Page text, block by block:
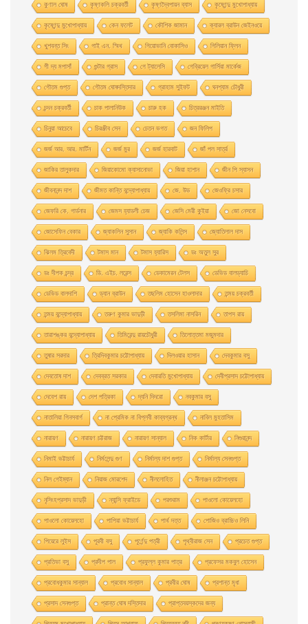
কুণাল ঘোষ কৃষ্ণকলি চক্রবর্তী কৃষ্ণদ্বৈপায়ন ব্যাস কৃষ্ণেন্দু মুখােপাধ্যায়
কৃষ্ণেন্দু মুখোপাধ্যায় কেন ফলেট কৌশিক জামান ক্যারল ব্রাউন জেইনওয়ে
খুশবন্ত সিং গাই এন. স্মিথ গিয়ােভানি বােকাসিও গিলিয়ান ফ্লিন
গী দ্য মপাসাঁ গুন্টার গ্রাস গে ট্যালেসি গেব্রিয়েল গার্সিয়া মার্কেজ
গৌতম গুপ্ত গৌতম ঘোষদস্তিদার গ্রাহাম সুইফট ঘনশ্যাম চৌধুরী
চন্দন চক্রবর্তী চাক পালানিউক চারু হক চিত্ররঞ্জন মাইতি
চিনুয়া আচেবে চিরঞ্জীব সেন চেতন ভগত জন ফিলিপ
জর্জ আর. আর. মার্টিন জর্জ মুর জর্জ হারবাট জাঁ পল সার্ত্র
জাকির তালুকদার জিয়াকোমাে ক্যাসানােভা জিয়া হাশান জীন পি স্যাসন
জীবনানন্দ দাশ জীমত কান্তি বন্দ্যোপাধ্যায় জে. উড জেওফ্রি চসার
জেফরি কে. গার্ডনার জেমস হ্যাডলী চেজ জেসি মেরী কুইয়া জো নেসবো
জোসেফিন বেকার জ্যাকলিন সুসান জ্যাকি কলিন্স জ্যোতিলাল দাস
ঝিলম ত্রিবেদী টমাস মান টমাস হ্যারিস ডঃ অতুল সুর
ডঃ দীপক চন্দ্র ডি. এইচ. লরেন্স ডেকামেরন টেলস ডেভিড বালড্যাচি
ডেভিড বালদাশি ড্যান ব্রাউন তছলিম হোসেন হাওলাদার তন্ময় চক্রবর্তী
তন্ময় বন্দ্যোপাধ্যায় তরুণ কুমার ভাদুড়ী তসলিমা নাসরিন তাপস রায়
তারাশঙ্কর বন্দ্যোপাধ্যায় তিমিরেন্দু রায়চৌধুরী তিলোত্তমা মজুমদার
তুষার সরদার ত্রিদিবকুমার চট্টোপাধ্যায় দিলওয়ার হাসান দেবকুমার বসু
দেবতোষ দাশ দেবব্রত সরকার দেবারতি মুখােপাধ্যায় দেবীপ্রসাদ চট্টোপাধ্যায়
দেবেশ রায় দেশ পত্রিকা দ্যনি দিদরো নবকুমার বসু
নাতালিয়া গিনসবার্গ না প্রেমিক না বিপ্লবী কাব্যগ্রন্থ নাবিল মুহতাসিম
নারায়ণ নারায়ণ চট্টরাজ নারায়ণ সান্যাল নিক কার্টার নিগুরানন্দ
নিমাই ভট্টাচার্য নির্মলেন্দু গুণ নির্মাল্য দাশ গুপ্ত নির্মাল্য সেনগুপ্ত
নিল গেইম্যান নিয়াজ মোরশেদ নীললােহিত নীলাঞ্জন চট্টোপাধ্যায়
নৃসিংহপ্রসাদ ভাদুড়ী ন্যান্সি ফ্রাইডে পরশুরাম পাওলাে কোয়েলহাে
পাওলাে কোয়েলহো পাপিয়া ভট্টাচার্য পার্থ দত্ত পােজিও ব্রাচ্চিও লিনি
পিয়েরে লুইস পূরবী বসু পূর্ণেন্দু পত্রী পৃথ্বীরাজ সেন প্রচেত গুপ্ত
প্রতিভা বসু প্রদীপ পাল প্রফুল্ল কুমার পাত্র প্রফেসর মকবুল হােসেন
প্রবােধকুমার সান্যাল প্রবােধ সান্যাল প্রবীর ঘােষ প্রশান্ত মৃধা
প্রসাদ সেনগুপ্ত প্রান্ত ঘোষ দস্তিদার প্রাপ্তবয়স্কদের জন্য